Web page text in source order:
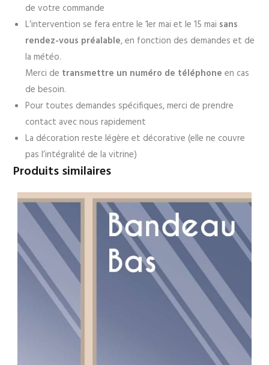
de votre commande
L’intervention se fera entre le 1er mai et le 15 mai sans
rendez-vous préalable, en fonction des demandes et de
la météo.
Merci de transmettre un numéro de téléphone en cas
de besoin.
Pour toutes demandes spécifiques, merci de prendre
contact avec nous rapidement
La décoration reste légère et décorative (elle ne couvre
pas l’intégralité de la vitrine)
Produits similaires